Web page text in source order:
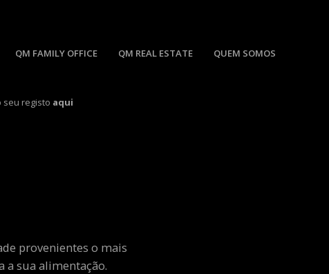
QM FAMILY OFFICE QM REAL ESTATE QUEM SOMOS
seu registo aqui
provenientes o mais
sua alimentação.